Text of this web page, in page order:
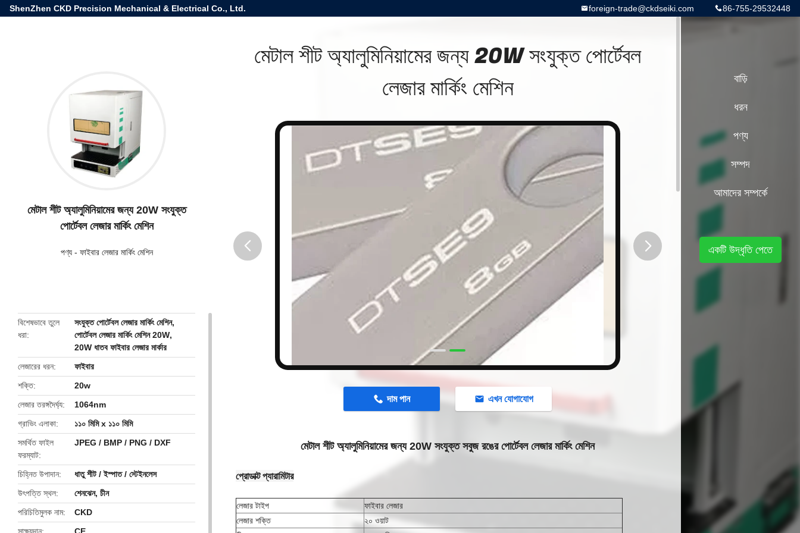
ShenZhen CKD Precision Mechanical & Electrical Co., Ltd. 86-755-29532448
foreign-trade@ckdseiki.com
মেটাল শীট অ্যালুমিনিয়ামের জন্য 20W সংযুক্ত
পোর্টেবল লেজার মার্কিং মেশিন
পণ্য- ফাইবার লেজার মার্কিং মেশিন
বিশেষভাবে তুলে
ধরা
সংযুক্ত পোর্টেবল লেজার মার্কিং মেশিন,
পোর্টেবল লেজার মার্কিং মেশিন 20W,
20W ধাতব ফাইবার লেজার মার্কার
লেজারের ধরন
ফাইবার
শক্তি
20w
লেজার তরঙ্গদৈর্ঘ্য
1064nm
গ্রাভিং এলাকা
১১০ মিমি x ১১০ মিমি
সমর্থিত ফাইল
ফরম্যাট
JPEG / BMP / PNG / DXF
চিহ্নিত উপাদান
ধাতু শীট / ইস্পাত / স্টেইনলেস
উৎপত্তি স্থল
শেনঝেন, চীন
পরিচিতিমুলক নাম
CKD
মেটাল শীট অ্যালুমিনিয়ামের জন্য 20W সংযুক্ত পোর্টেবল
লেজার মার্কিং মেশিন
দাম পান এখন যোগাযোগ
মেটাল শীট অ্যালুমিনিয়ামের জন্য 20W সংযুক্ত সবুজ রঙের পোর্টেবল লেজার মার্কিং মেশিন
প্রোডাক্ট প্যারামিটার
লেজার টাইপ
ফাইবার লেজার
লেজার শক্তি
২০ ওয়াট
বাড়ি
ধরন
পণ্য
সম্পদ
আমাদের সম্পর্কে
একটি উদ্ধৃতি পেতে